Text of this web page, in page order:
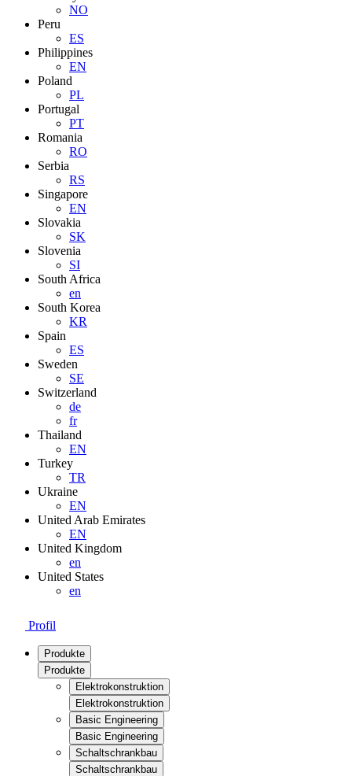
NO
Peru
ES
Philippines
EN
Poland
PL
Portugal
PT
Romania
RO
Serbia
RS
Singapore
EN
Slovakia
SK
Slovenia
SI
South Africa
en
South Korea
KR
Spain
ES
Sweden
SE
Switzerland
de
fr
Thailand
EN
Turkey
TR
Ukraine
EN
United Arab Emirates
EN
United Kingdom
en
United States
en
Profil
Produkte
Produkte
Elektrokonstruktion
Elektrokonstruktion
Basic Engineering
Basic Engineering
Schaltschrankbau
Schaltschrankbau